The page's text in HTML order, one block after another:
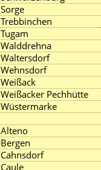
Sorge
Trebbinchen
Tugam
Walddrehna
Waltersdorf
Wehnsdorf
Weißack
Weißacker Pechhütte
Wüstermarke
Alteno
Bergen
Cahnsdorf
Caule